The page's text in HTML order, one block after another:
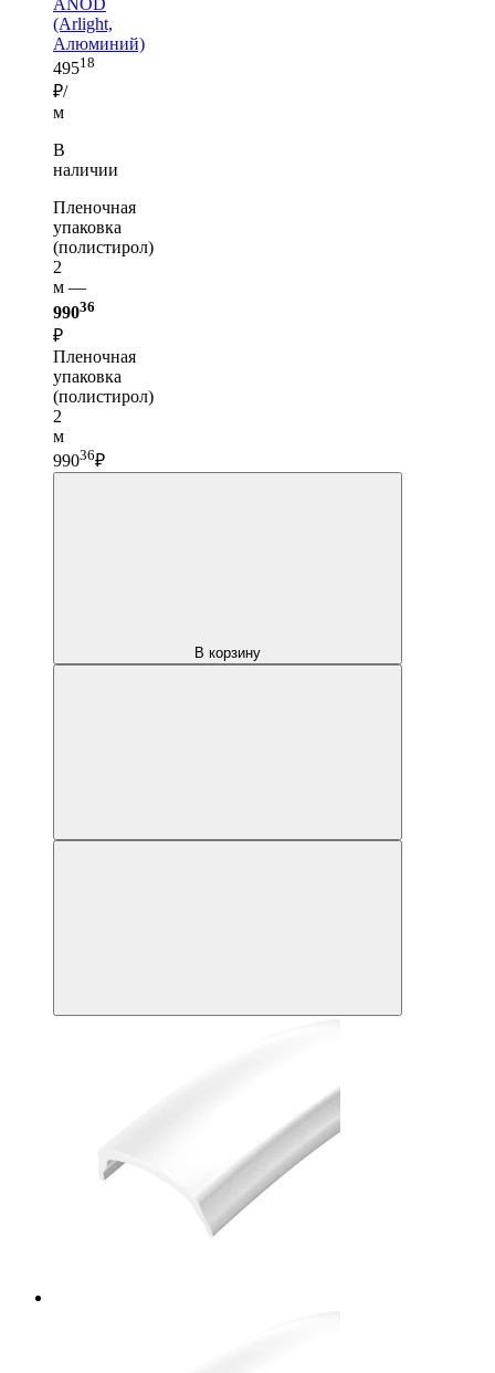
(Arlight,
Алюминий)
49518
₽/
м
В
наличии
Пленочная
упаковка
(полистирол)
2
м —
99036
₽
Пленочная
упаковка
(полистирол)
2
м
99036₽
В корзину